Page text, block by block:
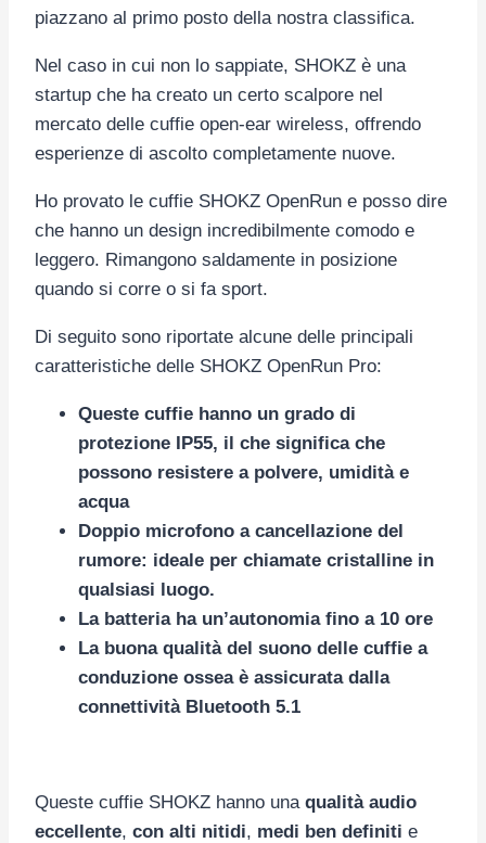
piazzano al primo posto della nostra classifica.
Nel caso in cui non lo sappiate, SHOKZ è una
startup che ha creato un certo scalpore nel
mercato delle cuffie open-ear wireless, offrendo
esperienze di ascolto completamente nuove.
Ho provato le cuffie SHOKZ OpenRun e posso dire
che hanno un design incredibilmente comodo e
leggero. Rimangono saldamente in posizione
quando si corre o si fa sport.
Di seguito sono riportate alcune delle principali
caratteristiche delle SHOKZ OpenRun Pro:
Queste cuffie hanno un grado di
protezione IP55, il che significa che
possono resistere a polvere, umidità e
acqua
Doppio microfono a cancellazione del
rumore: ideale per chiamate cristalline in
qualsiasi luogo.
La batteria ha un’autonomia fino a 10 ore
La buona qualità del suono delle cuffie a
conduzione ossea è assicurata dalla
connettività Bluetooth 5.1
Queste cuffie SHOKZ hanno una qualità audio
eccellente, con alti nitidi, medi ben definiti e